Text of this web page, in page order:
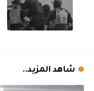
شاهد المزيد..